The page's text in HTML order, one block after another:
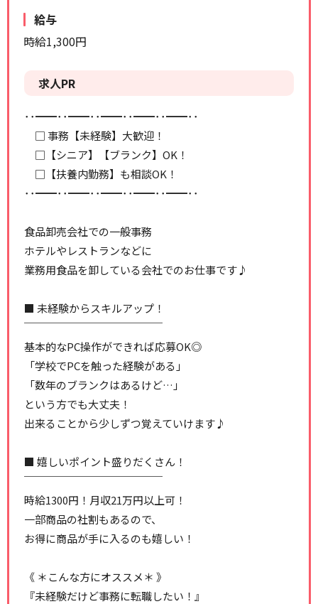
給与
時給1,300円
求人PR
･･━━･･━━･･━━･･━━･･━━･･
□ 事務【未経験】大歓迎！
□【シニア】【ブランク】OK！
□【扶養内勤務】も相談OK！
･･━━･･━━･･━━･･━━･･━━･･
食品卸売会社での一般事務
ホテルやレストランなどに
業務用食品を卸している会社でのお仕事です♪
■ 未経験からスキルアップ！
￣￣￣￣￣￣￣￣￣￣￣￣￣
基本的なPC操作ができれば応募OK◎
「学校でPCを触った経験がある」
「数年のブランクはあるけど…」
という方でも大丈夫！
出来ることから少しずつ覚えていけます♪
■ 嬉しいポイント盛りだくさん！
￣￣￣￣￣￣￣￣￣￣￣￣￣
時給1300円！月収21万円以上可！
一部商品の社割もあるので、
お得に商品が手に入るのも嬉しい！
《 ＊こんな方にオススメ＊ 》
『未経験だけど事務に転職したい！』